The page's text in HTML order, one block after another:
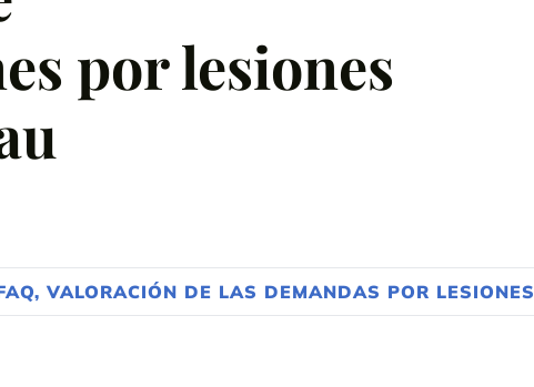
por lesiones
, VALORACIÓN DE LAS DEMANDAS POR LESIONES